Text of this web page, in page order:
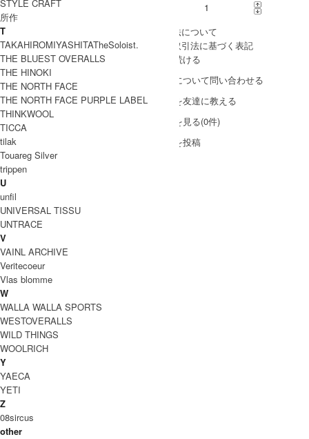
» 採寸方法について
» 特定商取引法に基づく表記
買い物を続ける
この商品について問い合わせる
この商品を友達に教える
レビューを見る(0件)
レビューを投稿
STYLE CRAFT
所作
T
TAKAHIROMIYASHITATheSoloist.
THE BLUEST OVERALLS
THE HINOKI
THE NORTH FACE
THE NORTH FACE PURPLE LABEL
THINKWOOL
TICCA
tilak
Touareg Silver
trippen
U
unfil
UNIVERSAL TISSU
UNTRACE
V
VAINL ARCHIVE
Veritecoeur
Vlas blomme
W
WALLA WALLA SPORTS
WESTOVERALLS
WILD THINGS
WOOLRICH
Y
YAECA
YETI
Z
08sircus
other